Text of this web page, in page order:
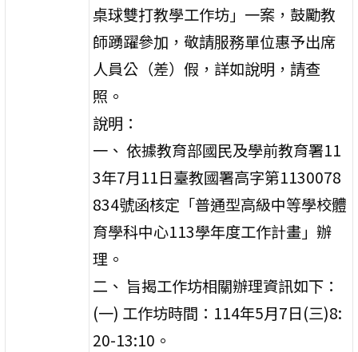
桌球雙打教學工作坊」一案，鼓勵教
師踴躍參加，敬請服務單位惠予出席
人員公（差）假，詳如說明，請查
照。
說明：
一、 依據教育部國民及學前教育署11
3年7月11日臺教國署高字第1130078
834號函核定「普通型高級中等學校體
育學科中心113學年度工作計畫」辦
理。
二、 旨揭工作坊相關辦理資訊如下：
(一) 工作坊時間：114年5月7日(三)8:
20-13:10。